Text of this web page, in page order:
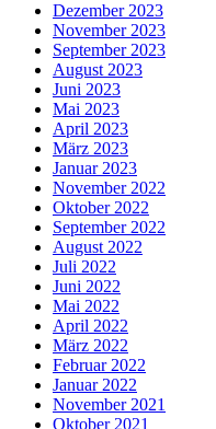
Dezember 2023
November 2023
September 2023
August 2023
Juni 2023
Mai 2023
April 2023
März 2023
Januar 2023
November 2022
Oktober 2022
September 2022
August 2022
Juli 2022
Juni 2022
Mai 2022
April 2022
März 2022
Februar 2022
Januar 2022
November 2021
Oktober 2021